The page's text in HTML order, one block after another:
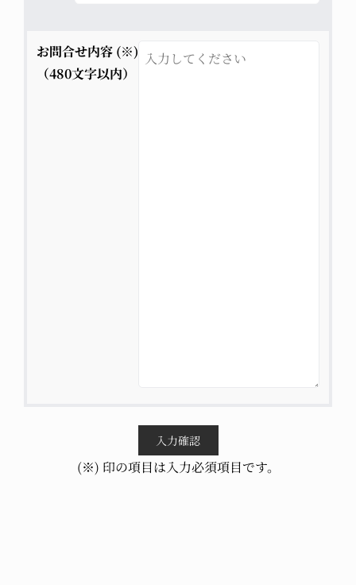
お問合せ内容 (※)
（480文字以内）
(※) 印の項目は入力必須項目です。